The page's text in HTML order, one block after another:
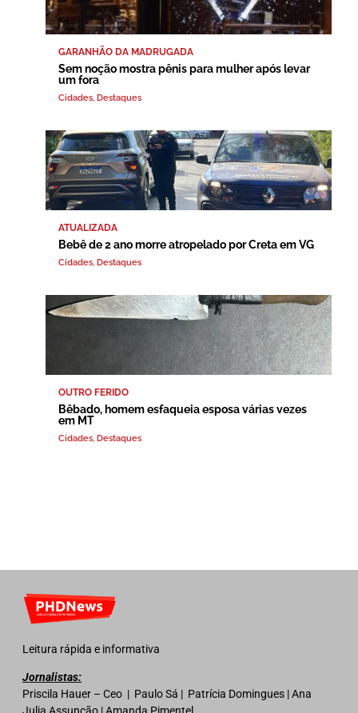
GARANHÃO DA MADRUGADA
Sem noção mostra pênis para mulher após levar
um fora
Cidades Destaques
ATUALIZADA
Bebê de 2 ano morre atropelado por Creta em VG
Cidades Destaques
OUTRO FERIDO
Bêbado, homem esfaqueia esposa várias vezes
em MT
Cidades Destaques
Leitura rápida e informativa
Jornalistas:
Priscila Hauer – Ceo | Paulo Sá | Patrícia Domingues | Ana